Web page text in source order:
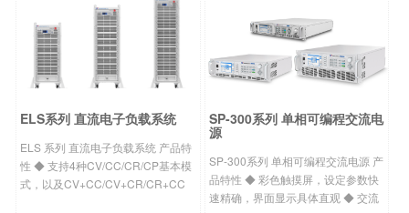
ELS系列 直流电子负载系统
ELS 系列 直流电子负载系统 产品特
性 ◆ 支持4种CV/CC/CR/CP基本模
式，以及CV+CC/CV+CR/CR+CC
SP-300系列 单相可编程交流电
源
SP-300系列 单相可编程交流电源 产
品特性 ◆ 彩色触摸屏，设定参数快
速精确，界面显示具体直观 ◆ 交流